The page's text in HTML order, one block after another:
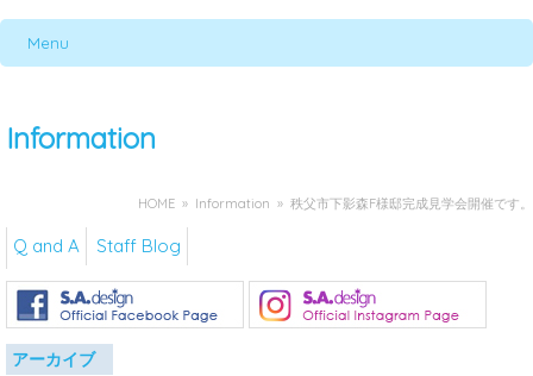
Menu
Information
HOME » Information » 秩父市下影森F様邸完成見学会開催です。
Q and A Staff Blog
アーカイブ